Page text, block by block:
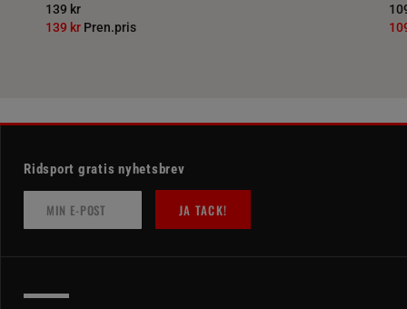
139 kr
139 kr Pren.pris
Ridsport gratis nyhetsbrev
JA TACK!